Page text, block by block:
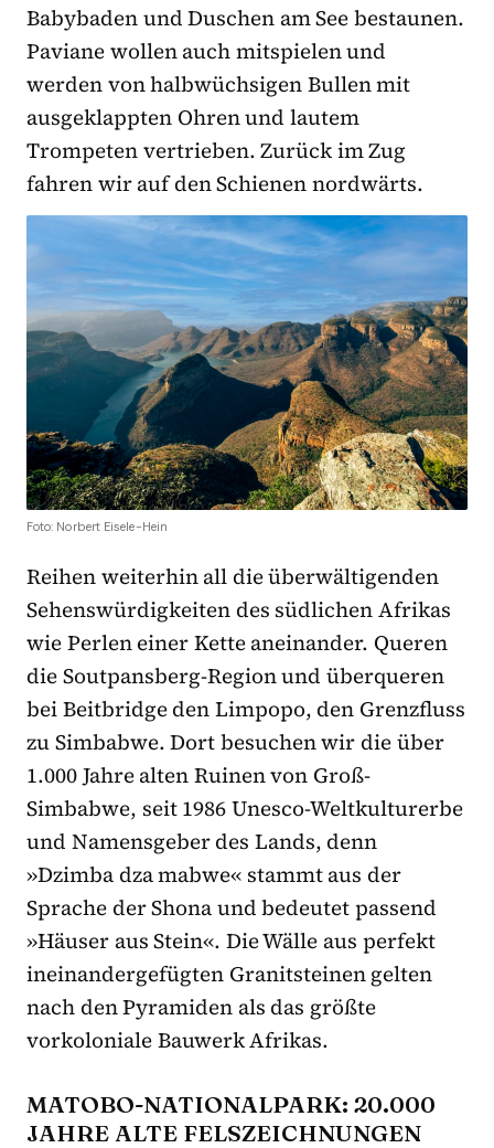
Babybaden und Duschen am See bestaunen.
Paviane wollen auch mitspielen und
werden von halbwüchsigen Bullen mit
ausgeklappten Ohren und lautem
Trompeten vertrieben. Zurück im Zug
fahren wir auf den Schienen nordwärts.
Foto: Norbert Eisele-Hein
Reihen weiterhin all die überwältigenden
Sehenswürdigkeiten des südlichen Afrikas
wie Perlen einer Kette aneinander. Queren
die Soutpansberg-Region und überqueren
bei Beitbridge den Limpopo, den Grenzfluss
zu Simbabwe. Dort besuchen wir die über
1.000 Jahre alten Ruinen von Groß-
Simbabwe, seit 1986 Unesco-Weltkulturerbe
und Namensgeber des Lands, denn
»Dzimba dza mabwe« stammt aus der
Sprache der Shona und bedeutet passend
»Häuser aus Stein«. Die Wälle aus perfekt
ineinandergefügten Granitsteinen gelten
nach den Pyramiden als das größte
vorkoloniale Bauwerk Afrikas.
MATOBO-NATIONALPARK: 20.000
JAHRE ALTE FELSZEICHNUNGEN